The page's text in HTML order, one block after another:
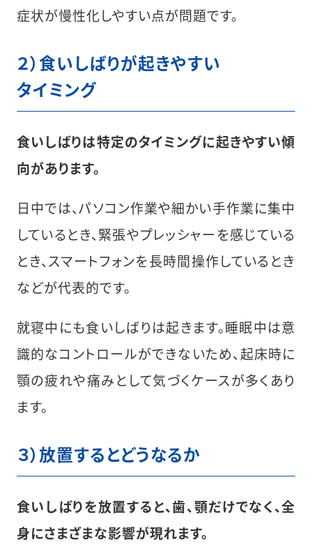
症状が慢性化しやすい点が問題です。
２）食いしばりが起きやすい
タイミング
食いしばりは特定のタイミングに起きやすい傾
向があります。
日中では、パソコン作業や細かい手作業に集中
しているとき、緊張やプレッシャーを感じている
とき、スマートフォンを長時間操作しているとき
などが代表的です。
就寝中にも食いしばりは起きます。睡眠中は意
識的なコントロールができないため、起床時に
顎の疲れや痛みとして気づくケースが多くあり
ます。
３）放置するとどうなるか
食いしばりを放置すると、歯、顎だけでなく、全
身にさまざまな影響が現れます。